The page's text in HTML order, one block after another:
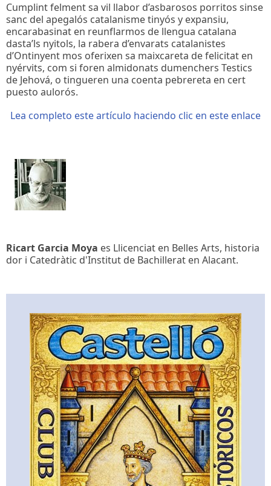
Cumplint felment sa vil llabor d’asbarosos porritos sinse
sanc del apegalós catalanisme tinyós y expansiu,
encarabasinat en reunflarmos de llengua catalana
dasta’ls nyitols, la rabera d’envarats catalanistes
d’Ontinyent mos oferixen sa maixcareta de felicitat en
nyérvits, com si foren almidonats dumenchers Testics
de Jehová, o tingueren una coenta pebrereta en cert
puesto aulorós.
Lea completo este artículo haciendo clic en este enlace
Ricart Garcia Moya es Llicenciat en Belles Arts, historia
dor i Catedràtic d'Institut de Bachillerat en Alacant.